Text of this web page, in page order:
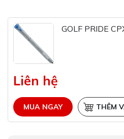
GOLF PRIDE
Liên hệ
MUA NGAY THÊM